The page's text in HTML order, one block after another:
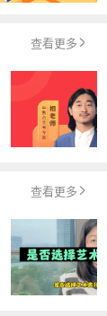
查看更多
查看更多